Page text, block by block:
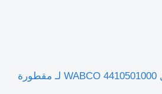
صمام التحكم في الفرامل WABCO 4410501000 لـ مقطورة